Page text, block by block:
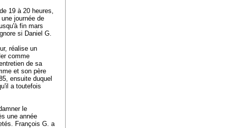
19 à 20 heures,
journée de
fin mars
si Daniel G.
réalise un
comme
de sa
et son père
ensuite duquel
a toutefois
le
une année
François G. a